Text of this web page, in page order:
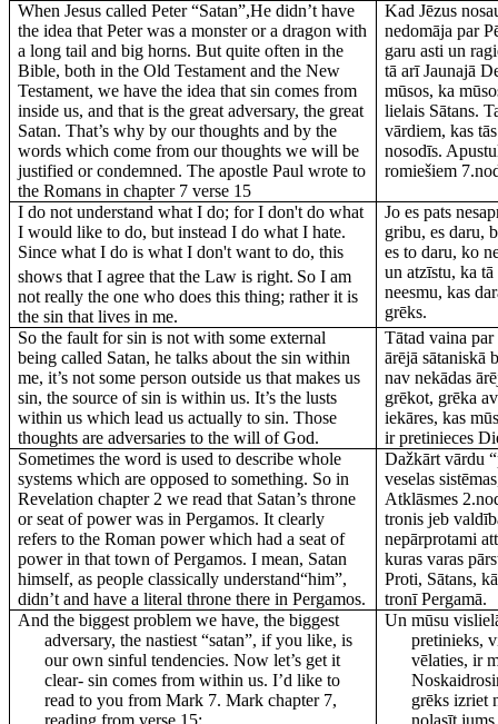
When Jesus called Peter “Satan”,He didn’t have
the idea that Peter was a monster or a dragon with
a long tail and big horns. But quite often in the
Bible, both in the Old Testament and the New
Testament, we have the idea that sin comes from
inside us, and that is the great adversary, the great
Satan. That’s why by our thoughts and by the
words which come from our thoughts we will be
justified or condemned. The apostle Paul wrote to
the Romans in chapter 7 verse 15
Kad Jēzus
nedomāja par
garu asti un
tā arī Jaunajā
mūsos, ka
lielais Sātans.
vārdiem, kas
nosodīs.
romiešiem
I do not understand what I do; for I don't do what
I would like to do, but instead I do what I hate.
Since what I do is what I don't want to do, this
shows that I agree that the Law is right. So I am
not really the one who does this thing; rather it is
the sin that lives in me.
Jo es pats
gribu, es daru,
es to daru, ko
un atzīstu, ka
neesmu, kas
grēks.
So the fault for sin is not with some external
being called Satan, he talks about the sin within
me, it’s not some person outside us that makes us
sin, the source of sin is within us. It’s the lusts
within us which lead us actually to sin. Those
thoughts are adversaries to the will of God.
Tātad vaina
ārējā sātaniskā
nav nekādas
grēkot, grēka
iekāres, kas
ir pretinieces
Sometimes the word is used to describe whole
systems which are opposed to something. So in
Revelation chapter 2 we read that Satan’s throne
or seat of power was in Pergamos. It clearly
refers to the Roman power which had a seat of
power in that town of Pergamos. I mean, Satan
himself, as people classically understand“him”,
didn’t and have a literal throne there in Pergamos.
Dažkārt vārdu
veselas
Atklāsmes
tronis jeb
nepārprotami
kuras varas
Proti, Sātans,
tronī Pergamā.
And the biggest problem we have, the biggest
adversary, the nastiest “satan”, if you like, is
our own sinful tendencies. Now let’s get it
clear- sin comes from within us. I’d like to
read to you from Mark 7. Mark chapter 7,
reading from verse 15:
Un mūsu
pretinieks,
vēlaties, ir
grēks izriet
nolasīt